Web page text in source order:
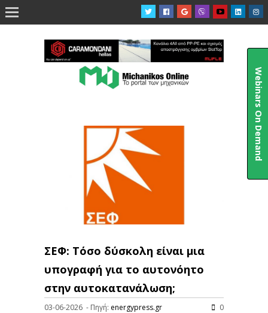

ΣΕΦ: Τόσο δύσκολη είναι μια
υπογραφή για το αυτονόητο
στην αυτοκατανάλωση;
03-06-2026 - Πηγή: energypress.gr 0
Webinars On Demand